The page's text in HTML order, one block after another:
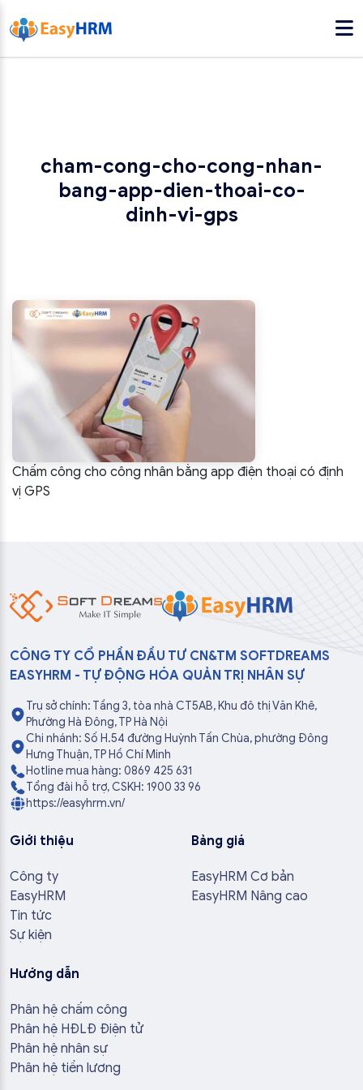
cham-cong-cho-cong-nhan-
bang-app-dien-thoai-co-
dinh-vi-gps
Chấm công cho công nhân bằng app điện thoại có định
vị GPS
CÔNG TY CỔ PHẦN ĐẦU TƯ CN&TM SOFTDREAMS
EASYHRM - TỰ ĐỘNG HÓA QUẢN TRỊ NHÂN SỰ
Trụ sở chính: Tầng 3, tòa nhà CT5AB, Khu đô thị Văn Khê,
Phường Hà Đông, TP Hà Nội
Chi nhánh: Số H.54 đường Huỳnh Tấn Chùa, phường Đông
Hưng Thuận, TP Hồ Chí Minh
Hotline mua hàng: 0869 425 631
Tổng đài hỗ trợ, CSKH: 1900 33 96
https://easyhrm.vn/
Giới thiệu
Công ty
EasyHRM
Tin tức
Sự kiện
Bảng giá
EasyHRM Cơ bản
EasyHRM Nâng cao
Hướng dẫn
Phân hệ chấm công
Phân hệ HĐLĐ Điện tử
Phân hệ nhân sự
Phân hệ tiền lương